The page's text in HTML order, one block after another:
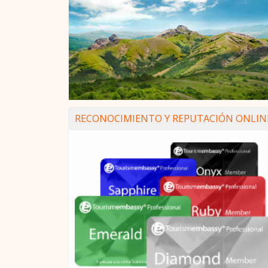
RECONOCIMIENTO Y REPUTACIÓN